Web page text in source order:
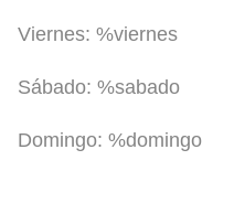
Viernes: %viernes
Sábado: %sabado
Domingo: %domingo